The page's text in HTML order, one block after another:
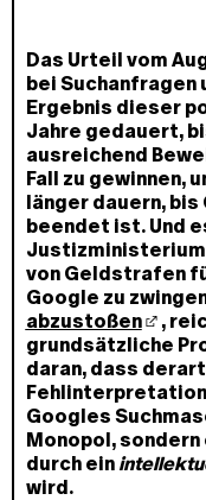
Das Urteil vom
bei Suchanfragen
Ergebnis dieser
Jahre gedauert,
ausreichend
Fall zu gewinnen,
länger dauern,
beendet ist. Und
Justizministerium
von Geldstrafen
Google zu
abzustoßen
,
grundsätzliche
daran, dass
Googles
Monopol, sondern
durch ein
wird.